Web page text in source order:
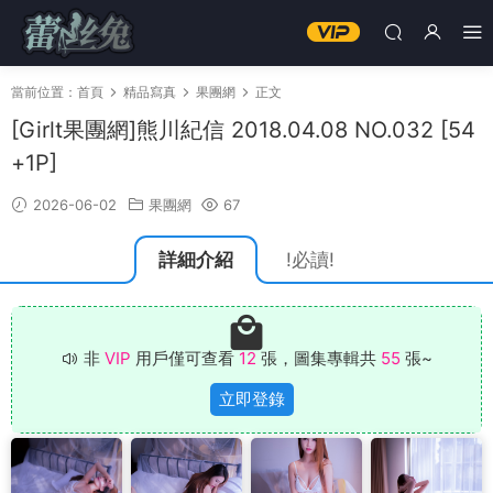
當前位置： 首頁 精品寫真 果團網 正文
[Girlt果團網]熊川紀信 2018.04.08 NO.032 [54
+1P]
2026-06-02 果團網 67
詳細介紹 !必讀!
非 VIP 用戶僅可查看 12 張，圖集專輯共 55 張~
立即登錄